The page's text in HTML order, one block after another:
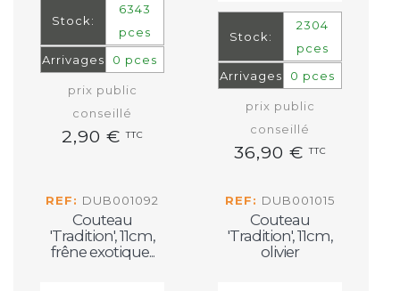
Stock:
6343
pces
Arrivages
0 pces
prix public
conseillé
2,90 €TTC
Stock:
2304
pces
Arrivages
0 pces
prix public
conseillé
36,90 €TTC
REF: DUB001092
Couteau
'Tradition', 11cm,
frêne exotique...
REF: DUB001015
Couteau
'Tradition', 11cm,
olivier